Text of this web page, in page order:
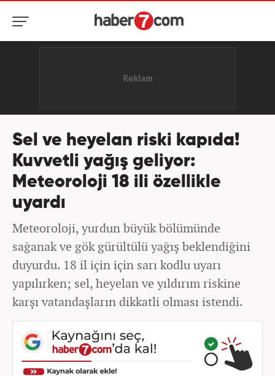
Sel ve heyelan riski kapıda!
Kuvvetli yağış geliyor:
Meteoroloji 18 ili özellikle
uyardı
Meteoroloji, yurdun büyük bölümünde
sağanak ve gök gürültülü yağış beklendiğini
duyurdu. 18 il için için sarı kodlu uyarı
yapılırken; sel, heyelan ve yıldırım riskine
karşı vatandaşların dikkatli olması istendi.